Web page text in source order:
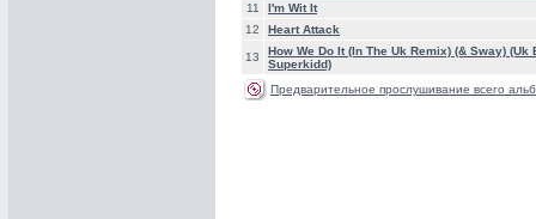
11
I'm Wit It
12
Heart Attack
13
How We Do It (In The Uk Remix) (& Sway)
Superkidd)
Предварительное прослушивание всего